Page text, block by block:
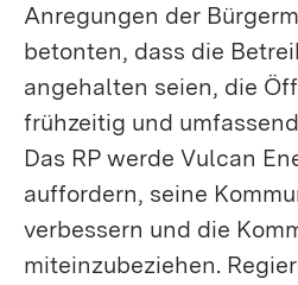
Anregungen der
betonten, dass die
angehalten seien, die
frühzeitig und
Das RP werde Vulcan
auffordern, seine
verbessern und die
miteinzubeziehen.